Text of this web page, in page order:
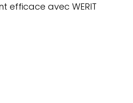
efficace avec WERIT